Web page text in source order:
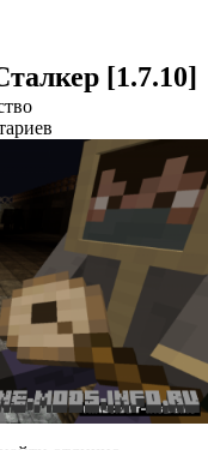
[1.7.10]